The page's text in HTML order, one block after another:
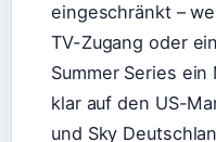
eingeschränkt –
TV-Zugang oder
Summer Series
klar auf den US-
und Sky